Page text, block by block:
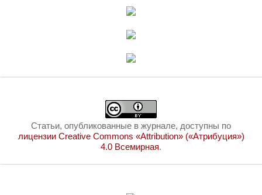
Статьи, опубликованные в журнале, доступны по
лицензии Creative Commons «Attribution» («Атрибуция»)
4.0 Всемирная.